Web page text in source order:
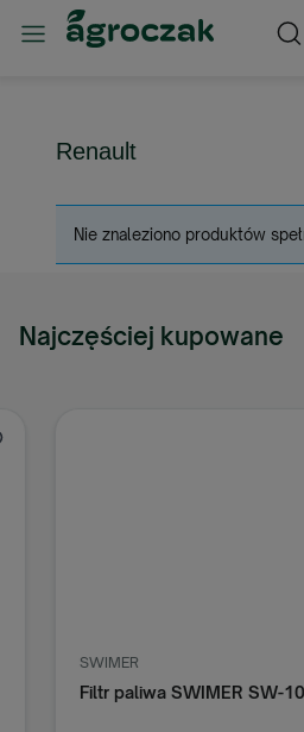
Renault
Nie znaleziono produktów
Najczęściej kupowane
SWIMER
Filtr paliwa SWIMER SW-